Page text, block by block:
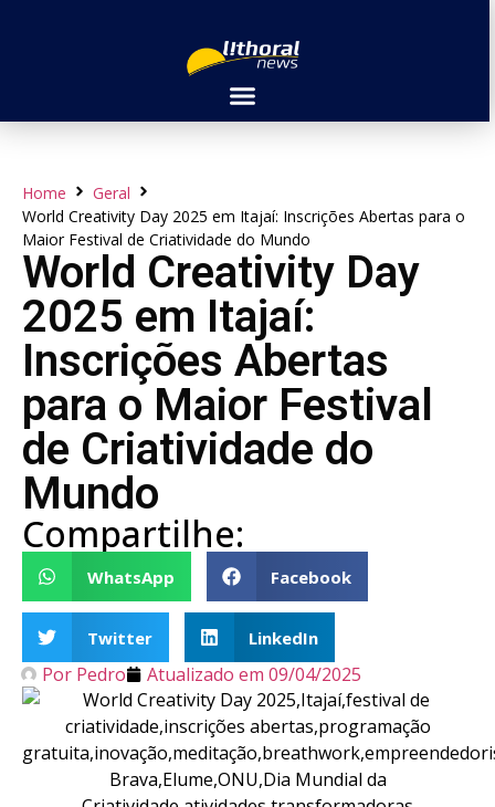
Home
Geral
World Creativity Day 2025 em Itajaí: Inscrições Abertas para o
Maior Festival de Criatividade do Mundo
World Creativity Day
2025 em Itajaí:
Inscrições Abertas
para o Maior Festival
de Criatividade do
Mundo
Compartilhe:
WhatsApp Facebook
Twitter LinkedIn
Por Pedro Atualizado em 09/04/2025